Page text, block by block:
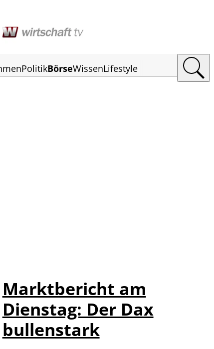
PolitikBörseWissenLifestyle
Marktbericht am
Dienstag: Der Dax
bullenstark